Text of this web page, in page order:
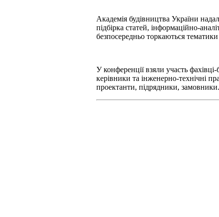
Академія будівництва України
підбірка статей, інформаційно-
безпосередньо торкаються
У конференції взяли участь
керівники та інженерно-технічні
проектанти, підрядники, замовники.